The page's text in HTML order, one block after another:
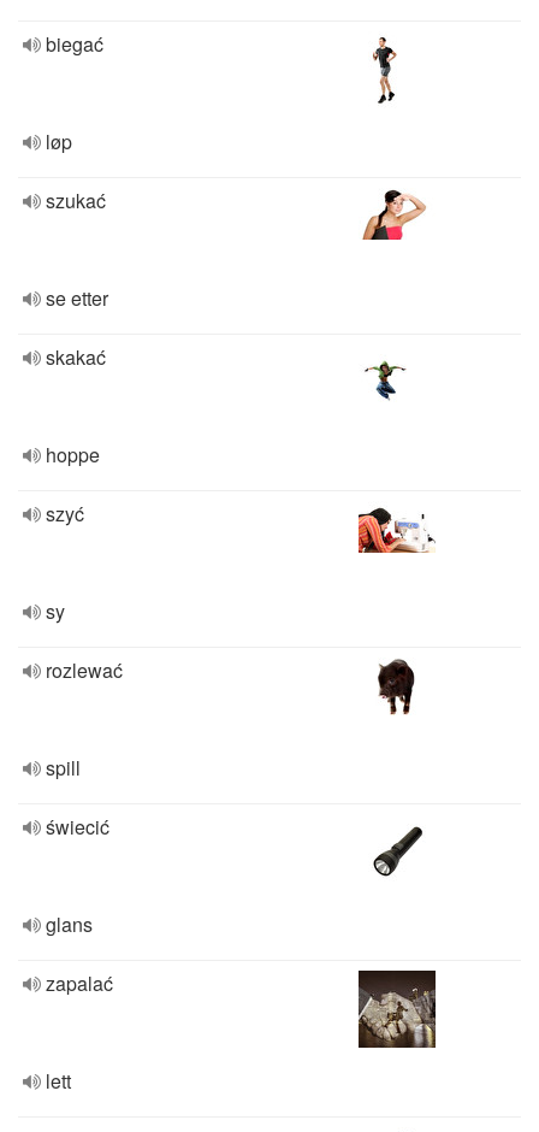
biegać
løp
szukać
se etter
skakać
hoppe
szyć
sy
rozlewać
spill
świecić
glans
zapalać
lett